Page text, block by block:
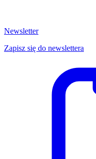
Newsletter
Zapisz się do newslettera